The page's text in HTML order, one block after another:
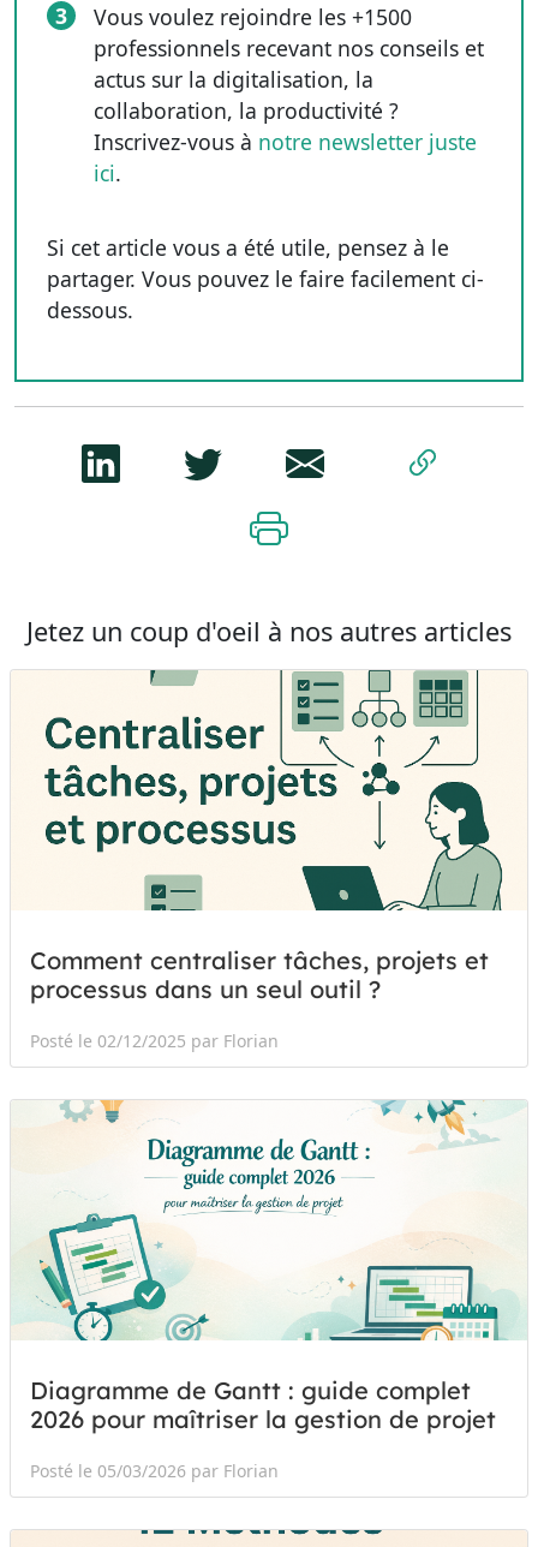
3
Vous voulez rejoindre les +1500
professionnels recevant nos conseils et
actus sur la digitalisation, la
collaboration, la productivité ?
Inscrivez-vous à notre newsletter juste
ici.
Si cet article vous a été utile, pensez à le
partager. Vous pouvez le faire facilement ci-
dessous.
Jetez un coup d'oeil à nos autres articles
Comment centraliser tâches, projets et
processus dans un seul outil ?
Posté le 02/12/2025 par Florian
Diagramme de Gantt : guide complet
2026 pour maîtriser la gestion de projet
Posté le 05/03/2026 par Florian